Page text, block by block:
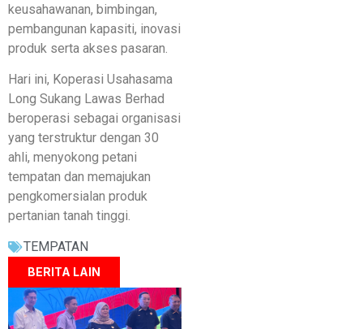
keusahawanan, bimbingan,
pembangunan kapasiti, inovasi
produk serta akses pasaran.
Hari ini, Koperasi Usahasama
Long Sukang Lawas Berhad
beroperasi sebagai organisasi
yang terstruktur dengan 30
ahli, menyokong petani
tempatan dan memajukan
pengkomersialan produk
pertanian tanah tinggi.
TEMPATAN
BERITA LAIN